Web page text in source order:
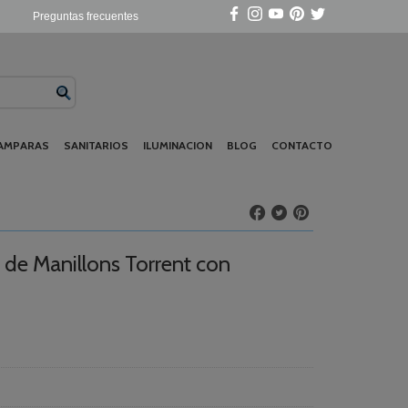
Preguntas frecuentes
SANITARIOS ILUMINACION BLOG CONTACTO
Manillons Torrent con